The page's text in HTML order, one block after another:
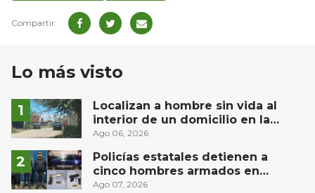
Lo más visto
Localizan a hombre sin vida al
interior de un domicilio en la
comunidad El Rodeo, San Juan del
Ago 06, 2026
Policías estatales detienen a
cinco hombres armados en
Puebla capital
Ago 07, 2026